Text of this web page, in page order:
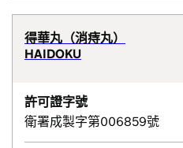
得華丸（消痔丸）
HAIDOKU
許可證字號
衛署成製字第006859號